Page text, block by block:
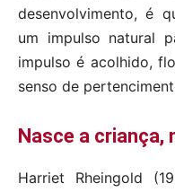
desenvolvimento, é
um impulso natural
impulso é acolhido,
senso de
Nasce a criança,
Harriet Rheingold